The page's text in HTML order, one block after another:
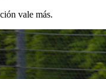
vale más.